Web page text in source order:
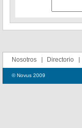
Nosotros Directorio
© Novus 2009